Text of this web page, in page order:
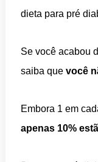
dieta para pré
Se você acabou
saiba que você
Embora 1 em
apenas 10%